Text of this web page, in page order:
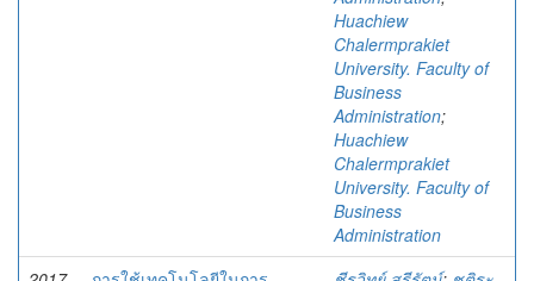
Huachiew
Chalermprakiet
University. Faculty of
Business
Administration;
Huachiew
Chalermprakiet
University. Faculty of
Business
Administration